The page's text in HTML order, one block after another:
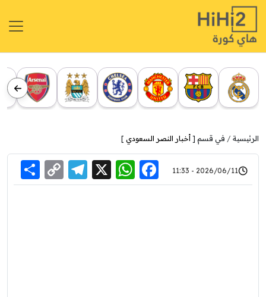
الرئيسية في قسم [ أخبار النصر السعودي ]
2026/06/11 - 11:33
Facebook
WhatsApp
X
Link